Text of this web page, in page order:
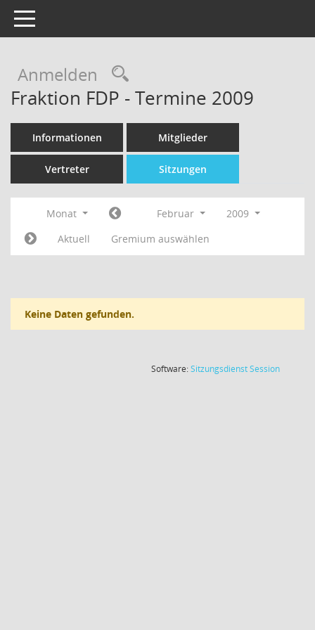
Toggle navigation
Anmelden Rechercheauswahl
Fraktion FDP - Termine 2009
Informationen Mitglieder
Vertreter Sitzungen
Monat Februar
2009
Aktuell
Gremium auswählen
Keine Daten gefunden.
Software:SitzungsdienstSession(Wird in